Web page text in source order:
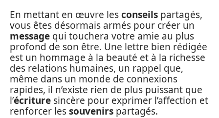
En mettant en œuvre lesconseils partagés,
vous êtes désormais armés pour créer un
message qui touchera votre amie au plus
profond de son être. Une lettre bien rédigée
est un hommage à la beauté et à la richesse
des relations humaines, un rappel que,
même dans un monde de connexions
rapides, il n’existe rien de plus puissant que
l’écriture sincère pour exprimer l’affection et
renforcer lessouvenirs partagés.